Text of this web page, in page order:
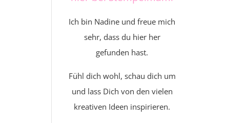
Ich bin Nadine und freue mich
sehr, dass du hier her
gefunden hast.
Fühl dich wohl, schau dich um
und lass Dich von den vielen
kreativen Ideen inspirieren.